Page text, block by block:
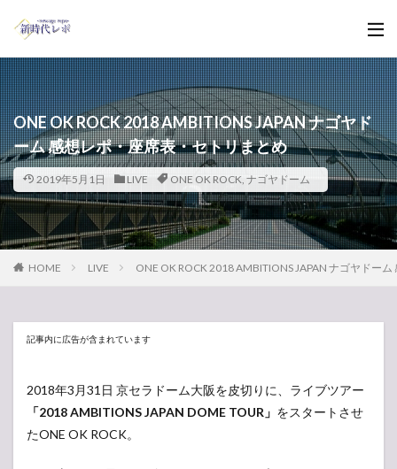
ONE OK ROCK 2018 AMBITIONS JAPAN ナゴヤド
ーム 感想レポ・座席表・セトリまとめ
2019年5月1日 LIVE ONE OK ROCK, ナゴヤドーム
HOME LIVE ONE OK ROCK 2018 AMBITIONS JAPAN ナゴヤドー
記事内に広告が含まれています
2018年3月31日 京セラドーム大阪を皮切りに、ライブツアー
「2018 AMBITIONS JAPAN DOME TOUR」 をスタートさせ
たONE OK ROCK。